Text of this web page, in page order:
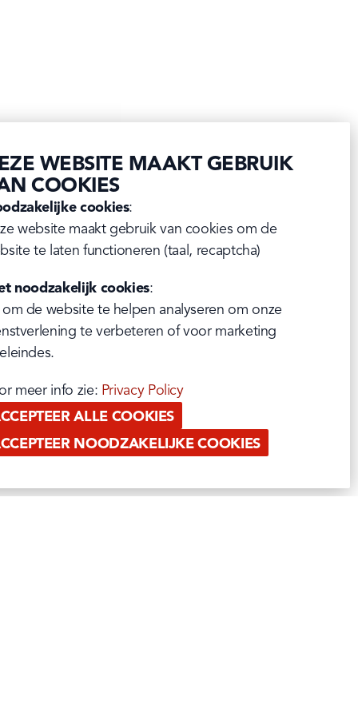
WEBSITE MAAKT GEBRUIK
COOKIES
cookies:
website maakt gebruik van cookies om de
te laten functioneren (taal, recaptcha)
noodzakelijk cookies:
om de website te helpen analyseren om onze
te verbeteren of voor marketing
meer info zie: Privacy Policy
ALLE COOKIES
NOODZAKELIJKE COOKIES